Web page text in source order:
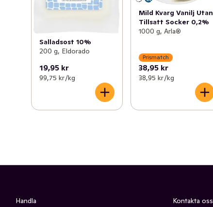
Salladsost 10%
200 g, Eldorado
19,95 kr
99,75 kr /kg
Mild Kvarg Vanilj Utan
Tillsatt Socker 0,2%
1000 g, Arla®
Prismatch
38,95 kr
38,95 kr /kg
Handla Kontakta oss